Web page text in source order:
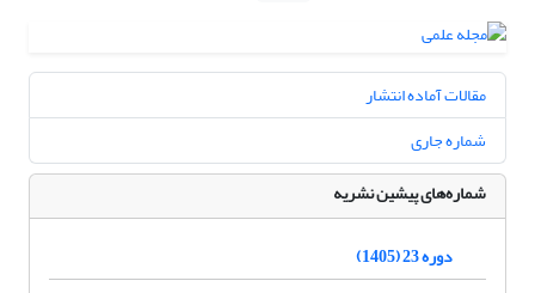
مقالات آماده انتشار
شماره جاری
شماره‌های پیشین نشریه
دوره 23 (1405)